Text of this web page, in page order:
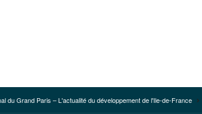
du Grand Paris – L'actualité du développement de l'Ile-de-France